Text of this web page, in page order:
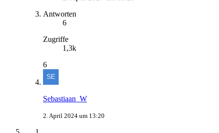
Antworten
6
Zugriffe
1,3k
6
Sebastiaan_W
2. April 2024 um 13:20